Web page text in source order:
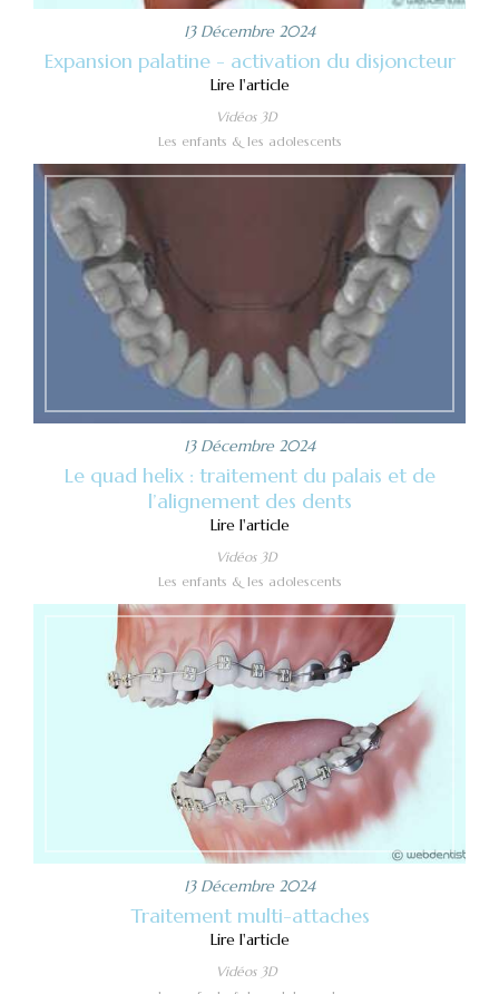
13 Décembre 2024
Expansion palatine - activation du disjoncteur
Lire l'article
Vidéos 3D
Les enfants & les adolescents
13 Décembre 2024
Le quad helix : traitement du palais et de
l’alignement des dents
Lire l'article
Vidéos 3D
Les enfants & les adolescents
13 Décembre 2024
Traitement multi-attaches
Lire l'article
Vidéos 3D